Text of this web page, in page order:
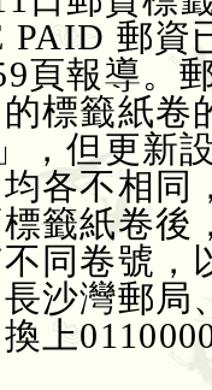
PAID 郵
頁報導。
標籤紙卷
」，但更
各不相同
籤紙卷後
同卷號，
沙灣郵局
上